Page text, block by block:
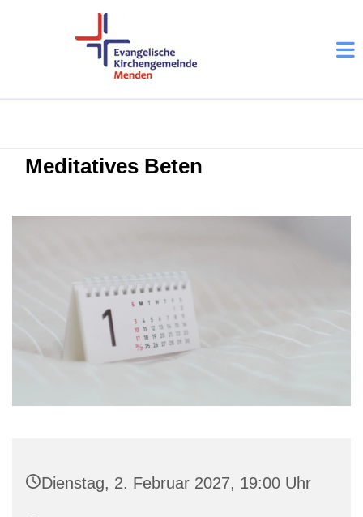
Meditatives Beten
Dienstag, 2. Februar 2027, 19:00 Uhr